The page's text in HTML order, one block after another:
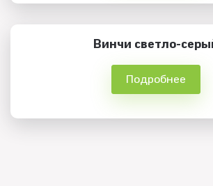
Винчи светло-
Подробнее